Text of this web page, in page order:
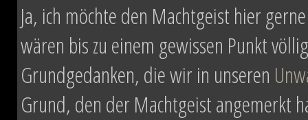
Ja, ich möchte den Machtgeist hier
wären bis zu einem gewissen Punkt
Grundgedanken, die wir in unseren
Grund, den der Machtgeist angemerkt